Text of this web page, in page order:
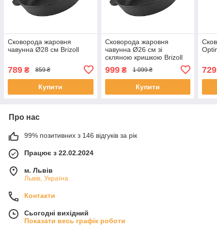
Сковорода жаровня
чавунна Ø28 см Brizoll
789 ₴ 859 ₴
Купити
Сковорода жаровня
чавунна Ø26 см зі
скляною кришкою Brizoll
999₴ 1 099 ₴
Купити
729
Про нас
99% позитивних з 146 відгуків за рік
Працює з 22.02.2024
м. Львів
Львів, Україна
Контакти
Сьогодні вихідний
Показати весь графік роботи